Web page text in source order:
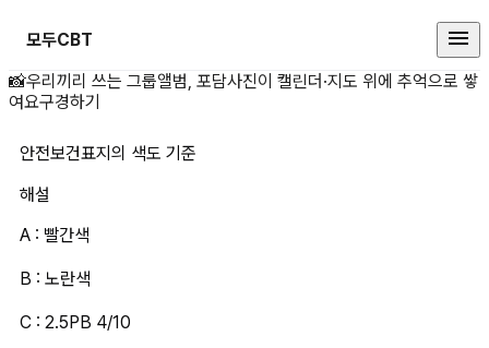
모두CBT
안전보건표지의 색도 기준 상세 페
📸우리끼리 쓰는 그룹앨범, 포담사진이 캘린더·지도 위에 추억으로 쌓
여요구경하기
안전보건표지의 색도 기준
해설
A : 빨간색
B : 노란색
C : 2.5PB 4/10